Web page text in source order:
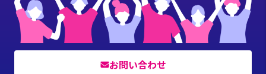
お問い合わせ